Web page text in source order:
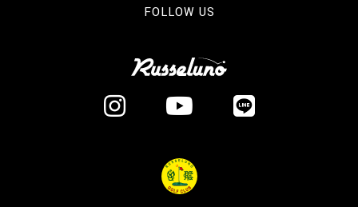
FOLLOW US